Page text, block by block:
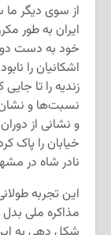
از سوی دیگر ما
ایران به طور
خود به دست
اشکانیان را
زندیه را تا
نسبت‌ها و نشان
و نشانی از
خیابان را پاک
نادر شاه در
این تجربه
مذاکره ملی بدل